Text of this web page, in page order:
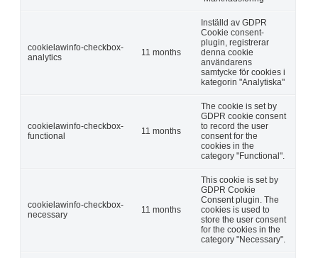
cookielawinfo-checkbox-
analytics
11 months
Inställd av GDPR
Cookie consent-
plugin, registrerar
denna cookie
användarens
samtycke för cookies i
kategorin "Analytiska"
cookielawinfo-checkbox-
functional
11 months
The cookie is set by
GDPR cookie consent
to record the user
consent for the
cookies in the
category "Functional".
cookielawinfo-checkbox-
necessary
11 months
This cookie is set by
GDPR Cookie
Consent plugin. The
cookies is used to
store the user consent
for the cookies in the
category "Necessary".